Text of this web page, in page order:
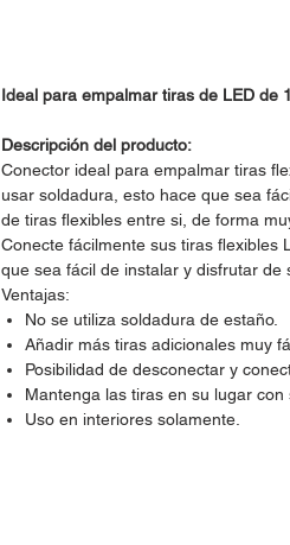
Ideal para empalmar tiras de LED de
Descripción del producto:
Conector ideal para empalmar tiras
usar soldadura, esto hace que sea
de tiras flexibles entre si, de forma
Conecte fácilmente sus tiras flexibles
que sea fácil de instalar y disfrutar de
Ventajas:
No se utiliza soldadura de estaño.
Añadir más tiras adicionales muy
Posibilidad de desconectar y
Mantenga las tiras en su lugar
Uso en interiores solamente.